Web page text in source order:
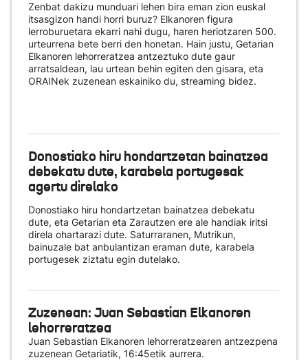
Zenbat dakizu munduari lehen bira eman zion euskal
itsasgizon handi horri buruz? Elkanoren figura
lerroburuetara ekarri nahi dugu, haren heriotzaren 500.
urteurrena bete berri den honetan. Hain justu, Getarian
Elkanoren lehorreratzea antzeztuko dute gaur
arratsaldean, lau urtean behin egiten den gisara, eta
ORAINek zuzenean eskainiko du, streaming bidez.
Donostiako hiru hondartzetan bainatzea
debekatu dute, karabela portugesak
agertu direlako
Donostiako hiru hondartzetan bainatzea debekatu
dute, eta Getarian eta Zarautzen ere ale handiak iritsi
direla ohartarazi dute. Saturraranen, Mutrikun,
bainuzale bat anbulantizan eraman dute, karabela
portugesek ziztatu egin dutelako.
Zuzenean: Juan Sebastian Elkanoren
lehorreratzea
Juan Sebastian Elkanoren lehorreratzearen antzezpena
zuzenean Getariatik, 16:45etik aurrera.